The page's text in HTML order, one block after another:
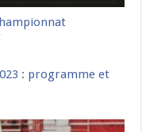
: programme et